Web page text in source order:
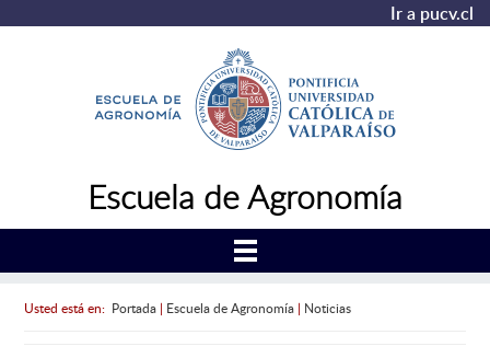
Ir a pucv.cl
Escuela de Agronomía
Usted está en: Portada| Escuela de Agronomía| Noticias